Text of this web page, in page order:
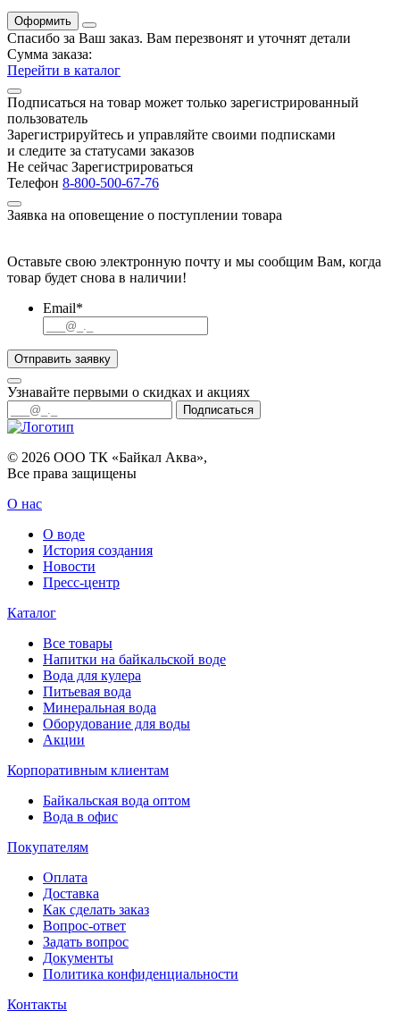
Оформить
Спасибо за Ваш заказ. Вам перезвонят и уточнят детали
Сумма заказа:
Перейти в каталог
Подписаться на товар может только зарегистрированный
пользователь
Зарегистрируйтесь и управляйте своими подписками
и следите за статусами заказов
Не сейчас Зарегистрироваться
Телефон 8-800-500-67-76
Заявка на оповещение о поступлении товара
Оставьте свою электронную почту и мы сообщим Вам, когда
товар будет снова в наличии!
Email*
Отправить заявку
Узнавайте первыми о скидках и акциях
Подписаться
© 2026 ООО ТК «Байкал Аква»,
Все права защищены
О нас
О воде
История создания
Новости
Пресс-центр
Каталог
Все товары
Напитки на байкальской воде
Вода для кулера
Питьевая вода
Минеральная вода
Оборудование для воды
Акции
Корпоративным клиентам
Байкальская вода оптом
Вода в офис
Покупателям
Оплата
Доставка
Как сделать заказ
Вопрос-ответ
Задать вопрос
Документы
Политика конфиденциальности
Контакты